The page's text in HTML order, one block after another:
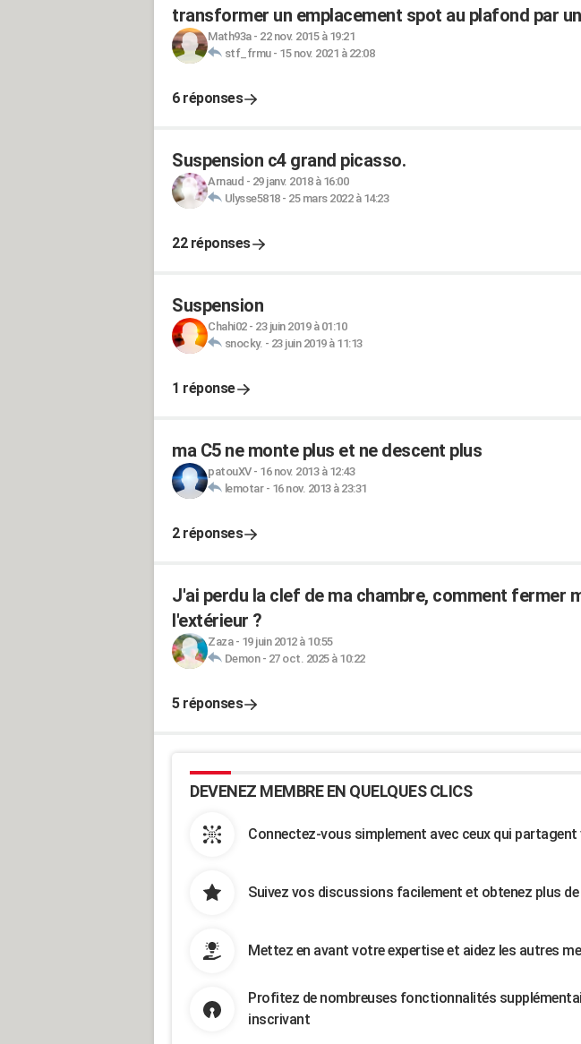
transformer un emplacement spot au plafond par
Math93a- 22 nov. 2015 à 19:21
stf_frmu- 15 nov. 2021 à 22:08
6 réponses
Suspension c4 grand picasso.
Arnaud - 29 janv. 2018 à 16:00
Ulysse5818- 25 mars 2022 à 14:23
22 réponses
Suspension
Chahi02- 23 juin 2019 à 01:10
snocky. - 23 juin 2019 à 11:13
1 réponse
ma C5 ne monte plus et ne descent plus
patouXV- 16 nov. 2013 à 12:43
lemotar- 16 nov. 2013 à 23:31
2 réponses
J'ai perdu la clef de ma chambre, comment fermer
l'extérieur ?
Zaza- 19 juin 2012 à 10:55
Demon- 27 oct. 2025 à 10:22
5 réponses
DEVENEZ MEMBRE EN QUELQUES CLICS
Connectez-vous simplement avec ceux qui
Suivez vos discussions facilement et obtenez plus
Mettez en avant votre expertise et aidez les autres
Profitez de nombreuses fonctionnalités
inscrivant